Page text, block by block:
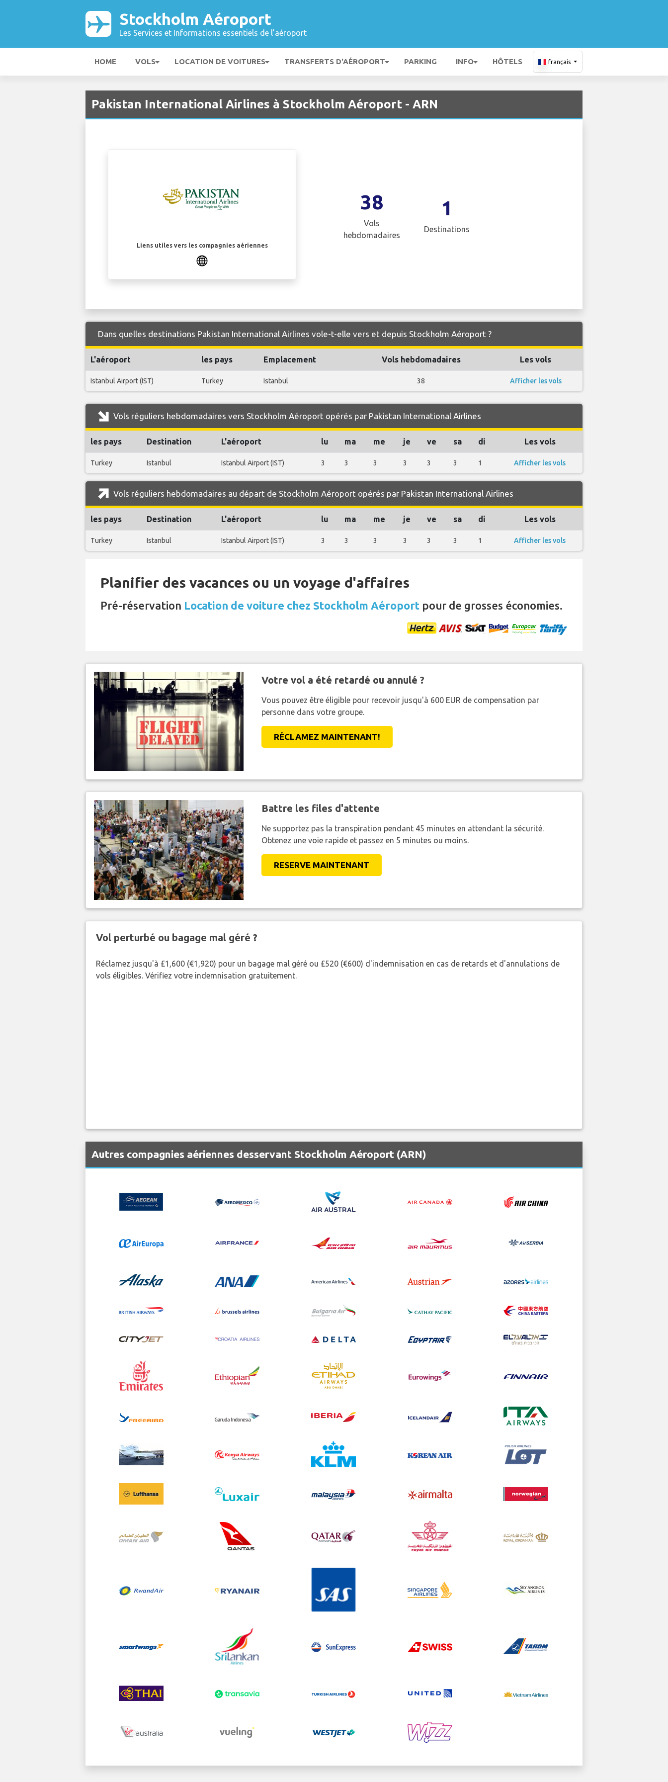
Stockholm Aéroport
Les Services et Informations essentiels de l’aéroport
HOME VOLS LOCATION DE VOITURES TRANSFERTS D'AÉROPORT PARKING INFO HÔTELS français
Pakistan International Airlines à Stockholm Aéroport - ARN
Liens utiles vers les compagnies aériennes
38
Vols
hebdomadaires
1
Destinations
Dans quelles destinations Pakistan International Airlines vole-t-elle vers et depuis Stockholm Aéroport ?
L'aéroport les pays Emplacement Vols hebdomadaires Les vols
Istanbul Airport (IST) Turkey Istanbul 38 Afficher les vols
Vols réguliers hebdomadaires vers Stockholm Aéroport opérés par Pakistan International Airlines
les pays Destination L'aéroport lu ma me je ve sa di Les vols
Turkey Istanbul Istanbul Airport (IST) 3 3 3 3 3 3 1 Afficher les vols
Vols réguliers hebdomadaires au départ de Stockholm Aéroport opérés par Pakistan International Airlines
les pays Destination L'aéroport lu ma me je ve sa di Les vols
Turkey Istanbul Istanbul Airport (IST) 3 3 3 3 3 3 1 Afficher les vols
Planifier des vacances ou un voyage d'affaires
Pré-réservation Location de voiture chez Stockholm Aéroport pour de grosses économies.
Votre vol a été retardé ou annulé ?
Vous pouvez être éligible pour recevoir jusqu'à 600 EUR de compensation par
personne dans votre groupe.
RÉCLAMEZ MAINTENANT!
Battre les files d'attente
Ne supportez pas la transpiration pendant 45 minutes en attendant la sécurité.
Obtenez une voie rapide et passez en 5 minutes ou moins.
RESERVE MAINTENANT
Vol perturbé ou bagage mal géré ?
Réclamez jusqu'à £1,600 (€1,920) pour un bagage mal géré ou £520 (€600) d'indemnisation en cas de retards et d'annulations de
vols éligibles. Vérifiez votre indemnisation gratuitement.
Autres compagnies aériennes desservant Stockholm Aéroport (ARN)